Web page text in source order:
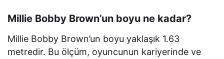
Millie Bobby Brown’un boyu ne kadar?
Millie Bobby Brown’un boyu yaklaşık 1.63
metredir. Bu ölçüm, oyuncunun kariyerinde ve